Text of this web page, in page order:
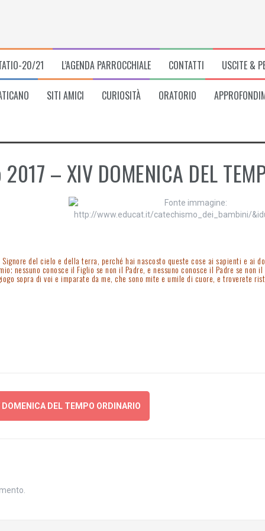
20/21 L’AGENDA PARROCCHIALE CONTATTI USCITE &
SITI AMICI CURIOSITÀ ORATORIO
– XIV DOMENICA DEL
Signore del cielo e della terra, perché hai nascosto queste cose ai sapienti e
nessuno conosce il Figlio se non il Padre, e nessuno conosce il Padre se
sopra di voi e imparate da me, che sono mite e umile di cuore, e troverete
DEL TEMPO ORDINARIO